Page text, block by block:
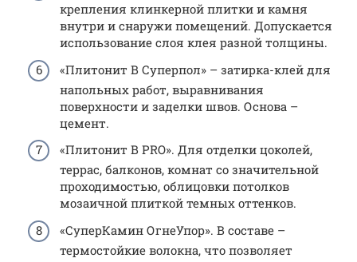
крепления клинкерной плитки и камня
внутри и снаружи помещений. Допускается
использование слоя клея разной толщины.
«Плитонит В Суперпол» – затирка-клей для
напольных работ, выравнивания
поверхности и заделки швов. Основа –
цемент.
«Плитонит В PRO». Для отделки цоколей,
террас, балконов, комнат со значительной
проходимостью, облицовки потолков
мозаичной плиткой темных оттенков.
«СуперКамин ОгнеУпор». В составе –
термостойкие волокна, что позволяет